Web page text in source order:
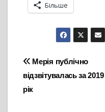
Більше
Навігація
записів
Мерія публічно
відзвітувалась за 2019
рік